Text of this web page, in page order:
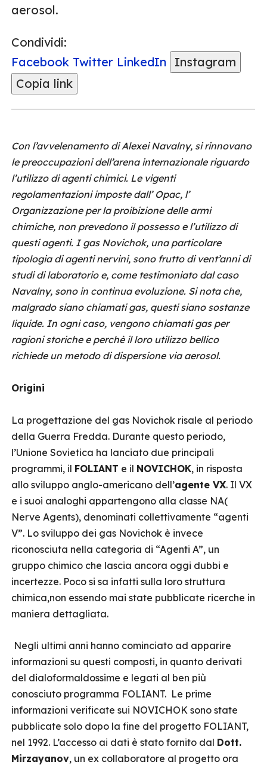
aerosol.
Condividi:
Facebook Twitter LinkedIn
Instagram
Copia link
Con l’avvelenamento di Alexei Navalny, si rinnovano
le preoccupazioni dell’arena internazionale riguardo
l’utilizzo di agenti chimici. Le vigenti
regolamentazioni imposte dall’ Opac, l’
Organizzazione per la proibizione delle armi
chimiche, non prevedono il possesso e l’utilizzo di
questi agenti. I gas Novichok, una particolare
tipologia di agenti nervini, sono frutto di vent’anni di
studi di laboratorio e, come testimoniato dal caso
Navalny, sono in continua evoluzione. Si nota che,
malgrado siano chiamati gas, questi siano sostanze
liquide. In ogni caso, vengono chiamati gas per
ragioni storiche e perchè il loro utilizzo bellico
richiede un metodo di dispersione via aerosol.
Origini
La progettazione del gas Novichok risale al periodo
della Guerra Fredda. Durante questo periodo,
l’Unione Sovietica ha lanciato due principali
programmi, il FOLIANT e il NOVICHOK, in risposta
allo sviluppo anglo-americano dell’agente VX. Il VX
e i suoi analoghi appartengono alla classe NA(
Nerve Agents), denominati collettivamente “agenti
V”. Lo sviluppo dei gas Novichok è invece
riconosciuta nella categoria di “Agenti A”, un
gruppo chimico che lascia ancora oggi dubbi e
incertezze. Poco si sa infatti sulla loro struttura
chimica,non essendo mai state pubblicate ricerche in
maniera dettagliata.
Negli ultimi anni hanno cominciato ad apparire
informazioni su questi composti, in quanto derivati
del dialoformaldossime e legati al ben più
conosciuto programma FOLIANT. Le prime
informazioni verificate sui NOVICHOK sono state
pubblicate solo dopo la fine del progetto FOLIANT,
nel 1992. L’accesso ai dati è stato fornito dal Dott.
Mirzayanov, un ex collaboratore al progetto ora